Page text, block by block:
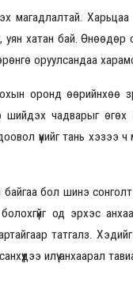
магадлалтай. Харьцаа
уян хатан бай.
оруулсандаа
оронд өөрийнхөө
шийдэх чадварыг
үүнийг тань хэзээ
байгаа бол шинэ
од эрхэс
татгалз.
илүү анхаарал